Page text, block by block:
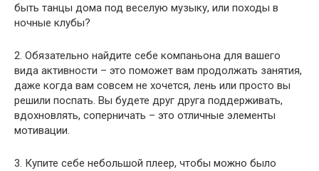
быть танцы дома под веселую музыку, или походы в
ночные клубы?
2. Обязательно найдите себе компаньона для вашего
вида активности – это поможет вам продолжать занятия,
даже когда вам совсем не хочется, лень или просто вы
решили поспать. Вы будете друг друга поддерживать,
вдохновлять, соперничать – это отличные элементы
мотивации.
3. Купите себе небольшой плеер, чтобы можно было